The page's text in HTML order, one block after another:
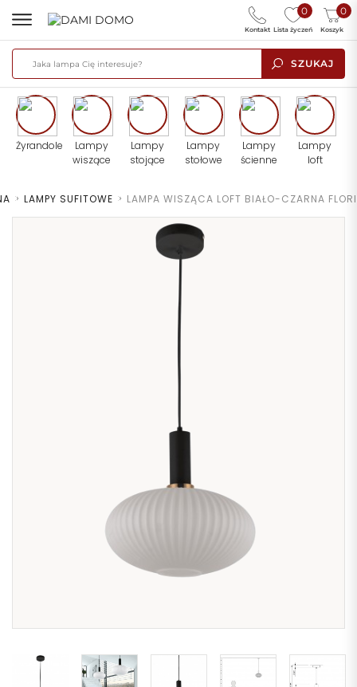
SZUKAJ
0
Lista życzeń
0
Koszyk
Kontakt
Żyrandole
Lampy
wiszące
Lampy
stojące
Lampy
stołowe
Lampy
ścienne
Lampy
loft
> LAMPY SUFITOWE > LAMPA WISZĄCA LOFT BIAŁO-CZARNA FLORI